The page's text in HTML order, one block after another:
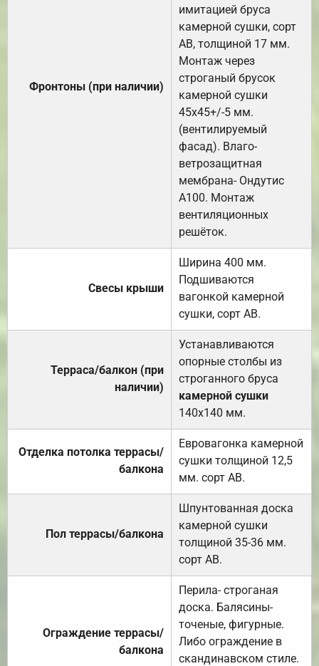
Фронтоны (при наличии)
имитацией бруса
камерной сушки, сорт
АВ, толщиной 17 мм.
Монтаж через
строганый брусок
камерной сушки
45х45+/-5 мм.
(вентилируемый
фасад). Влаго-
ветрозащитная
мембрана- Ондутис
А100. Монтаж
вентиляционных
решёток.
Свесы крыши
Ширина 400 мм.
Подшиваются
вагонкой камерной
сушки, сорт АВ.
Терраса/балкон (при
наличии)
Устанавливаются
опорные столбы из
строганного бруса
камерной сушки
140х140 мм.
Отделка потолка террасы/
балкона
Евровагонка камерной
сушки толщиной 12,5
мм. сорт АВ.
Пол террасы/балкона
Шпунтованная доска
камерной сушки
толщиной 35-36 мм.
сорт АВ.
Ограждение террасы/
балкона
Перила- строганая
доска. Балясины-
точеные, фигурные.
Либо ограждение в
скандинавском стиле.